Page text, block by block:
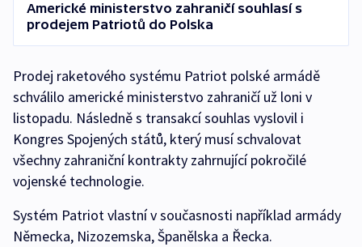
Americké ministerstvo zahraničí souhlasí s
prodejem Patriotů do Polska
Prodej raketového systému Patriot polské armádě
schválilo americké ministerstvo zahraničí už loni v
listopadu. Následně s transakcí souhlas vyslovil i
Kongres Spojených států, který musí schvalovat
všechny zahraniční kontrakty zahrnující pokročilé
vojenské technologie.
Systém Patriot vlastní v současnosti například armády
Německa, Nizozemska, Španělska a Řecka.